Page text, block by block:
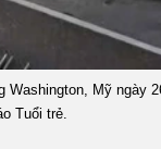
Mỹ ngày
Tuổi trẻ.